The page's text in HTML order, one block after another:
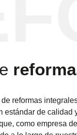
reformas
estándar de calidad
como empresa